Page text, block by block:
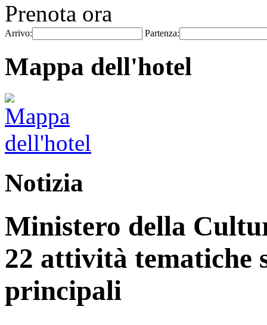
Prenota ora
Arrivo: Partenza:
Mappa dell'hotel
Notizia
Ministero della
22 attività tematiche
principali